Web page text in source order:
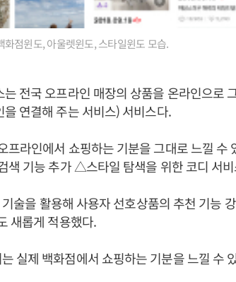
점윈도, 아울렛윈도, 스타일윈도 모습.
는 전국 오프라인 매장의 상품을 온라인으로
을 연결해 주는 서비스) 서비스다.
라인에서 쇼핑하는 기분을 그대로 느낄 수
색 기능 추가 △스타일 탐색을 위한 코디 서
술을 활용해 사용자 선호상품의 추천 기능
새롭게 적용했다.
실제 백화점에서 쇼핑하는 기분을 느낄 수